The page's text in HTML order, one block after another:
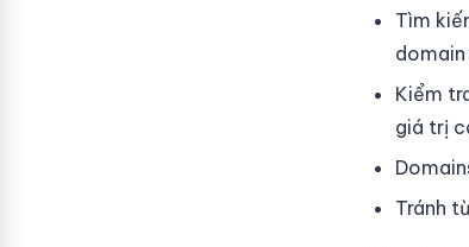
Tìm
Kiểm
giá trị
Tránh